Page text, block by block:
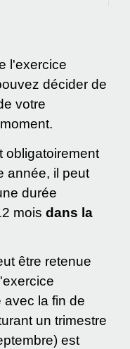
l'exercice
décider de
votre
obligatoirement
année, il peut
durée
mois dans la
être retenue
la fin de
un trimestre
est